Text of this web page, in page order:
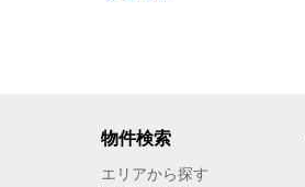
物件検索
エリアから探す